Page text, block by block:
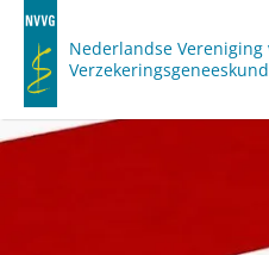
Nederlandse Vereniging